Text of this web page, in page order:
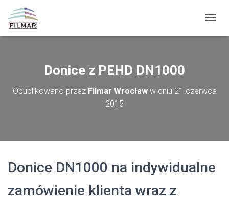
R
Z
G
J
Donice z PEHD DN1000
Opublikowano przez Filmar Wrocławw dniu 21 czerwca
2015
Donice DN1000 na indywidualne
zamówienie klienta wraz z